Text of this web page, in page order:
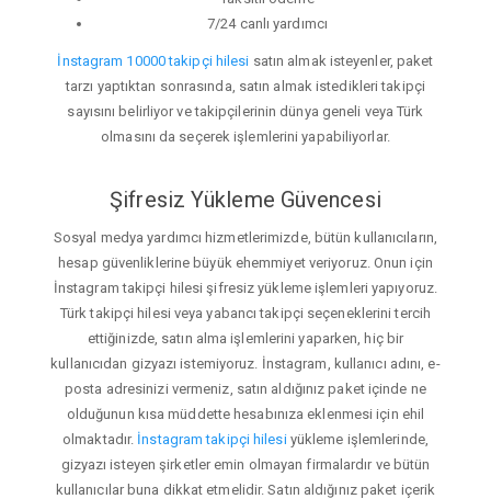
7/24 canlı yardımcı
İnstagram 10000 takipçi hilesi satın almak isteyenler, paket
tarzı yaptıktan sonrasında, satın almak istedikleri takipçi
sayısını belirliyor ve takipçilerinin dünya geneli veya Türk
olmasını da seçerek işlemlerini yapabiliyorlar.
Şifresiz Yükleme Güvencesi
Sosyal medya yardımcı hizmetlerimizde, bütün kullanıcıların,
hesap güvenliklerine büyük ehemmiyet veriyoruz. Onun için
İnstagram takipçi hilesi şifresiz yükleme işlemleri yapıyoruz.
Türk takipçi hilesi veya yabancı takipçi seçeneklerini tercih
ettiğinizde, satın alma işlemlerini yaparken, hiç bir
kullanıcıdan gizyazı istemiyoruz. İnstagram, kullanıcı adını, e-
posta adresinizi vermeniz, satın aldığınız paket içinde ne
olduğunun kısa müddette hesabınıza eklenmesi için ehil
olmaktadır. İnstagram takipçi hilesiyükleme işlemlerinde,
gizyazı isteyen şirketler emin olmayan firmalardır ve bütün
kullanıcılar buna dikkat etmelidir. Satın aldığınız paket içerik